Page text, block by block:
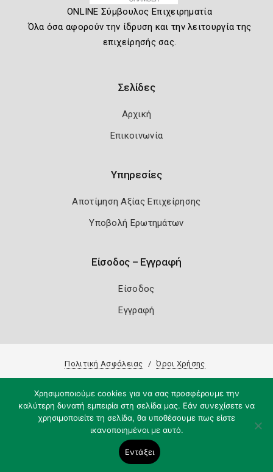
ONLINE Σύμβουλος Επιχειρηματία
Όλα όσα αφορούν την ίδρυση και την λειτουργία της
επιχείρησής σας.
Σελίδες
Αρχική
Επικοινωνία
Υπηρεσίες
Αποτίμηση Αξίας Επιχείρησης
Υποβολή Ερωτημάτων
Είσοδος – Εγγραφή
Είσοδος
Εγγραφή
Πολιτική Ασφάλειας Όροι Χρήσης
Χρησιμοποιούμε cookies για να σας προσφέρουμε την
καλύτερη δυνατή εμπειρία στη σελίδα μας. Εάν συνεχίσετε να
χρησιμοποιείτε τη σελίδα, θα υποθέσουμε πως είστε
ικανοποιημένοι με αυτό.
Εντάξει